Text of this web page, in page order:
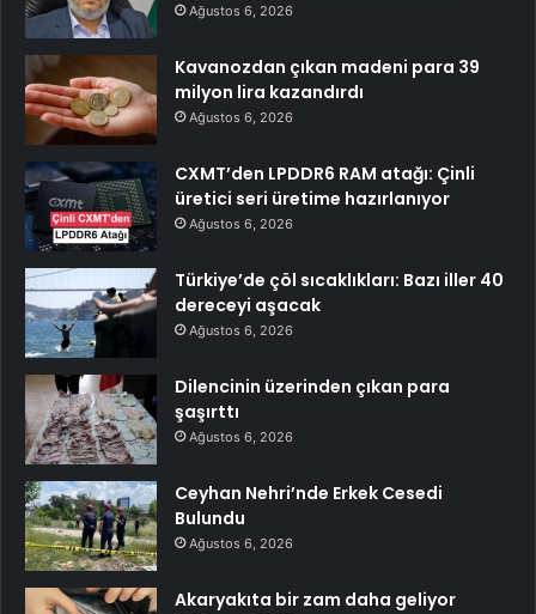
Ağustos 6, 2026
Kavanozdan çıkan madeni para 39
milyon lira kazandırdı
Ağustos 6, 2026
CXMT’den LPDDR6 RAM atağı: Çinli
üretici seri üretime hazırlanıyor
Ağustos 6, 2026
Türkiye’de çöl sıcaklıkları: Bazı iller 40
dereceyi aşacak
Ağustos 6, 2026
Dilencinin üzerinden çıkan para
şaşırttı
Ağustos 6, 2026
Ceyhan Nehri’nde Erkek Cesedi
Bulundu
Ağustos 6, 2026
Akaryakıta bir zam daha geliyor